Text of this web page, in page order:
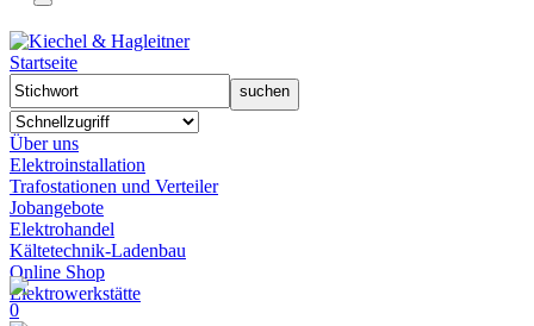
Startseite
Über uns
Elektroinstallation
Trafostationen und Verteiler
Jobangebote
Elektrohandel
Kältetechnik-Ladenbau
Online Shop
Elektrowerkstätte
0